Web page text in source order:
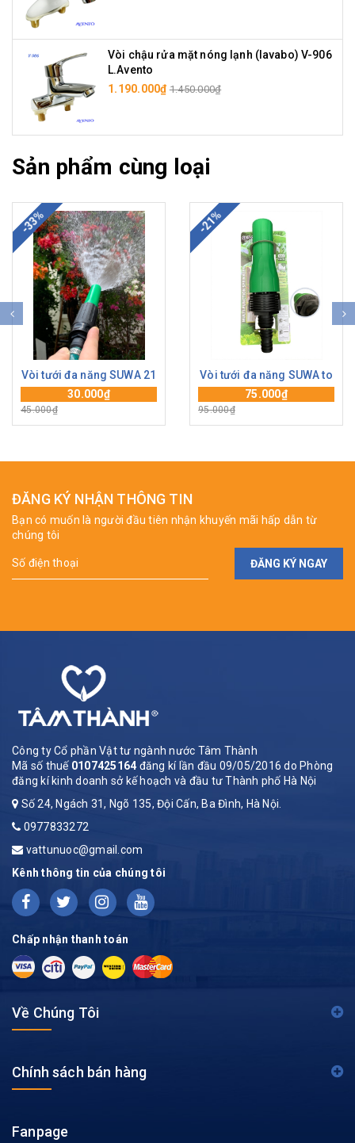
Vòi chậu rửa mặt nóng lạnh (lavabo) V-906
L.Avento
1.190.000₫ 1.450.000₫
Sản phẩm cùng loại
-33%
Vòi tưới đa năng SUWA 21
30.000₫
45.000₫
-21%
Vòi tưới đa năng SUWA to
75.000₫
95.000₫
ĐĂNG KÝ NHẬN THÔNG TIN
Bạn có muốn là người đầu tiên nhận khuyến mãi hấp dẫn từ
chúng tôi
ĐĂNG KÝ NGAY
Công ty Cổ phần Vật tư ngành nước Tâm Thành
Mã số thuế 0107425164 đăng kí lần đầu 09/05/2016 do Phòng
đăng kí kinh doanh sở kế hoạch và đầu tư Thành phố Hà Nội
Số 24, Ngách 31, Ngõ 135, Đội Cấn, Ba Đình, Hà Nội.
0977833272
vattunuoc@gmail.com
Kênh thông tin của chúng tôi
Chấp nhận thanh toán
Về Chúng Tôi
Chính sách bán hàng
Fanpage